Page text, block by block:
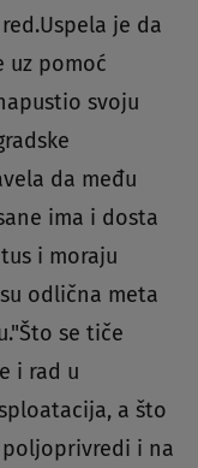
je da
uz pomoć
svoju
da među
ima i dosta
i moraju
odlična meta
se tiče
i rad u
a što
poljoprivredi i na